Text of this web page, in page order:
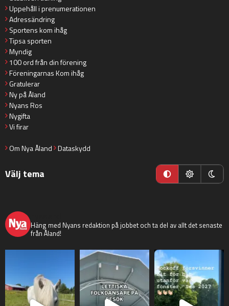
Uppehåll i prenumerationen
Adressändring
Sportens kom ihåg
Tipsa sporten
Myndig
100 ord från din förening
Föreningarnas Kom ihåg
Gratulerar
Ny på Åland
Nyans Ros
Nygifta
Vi firar
Om Nya Åland Dataskydd
Välj tema
Häng med Nyans redaktion på jobbet och ta del av allt det senaste
från Åland!